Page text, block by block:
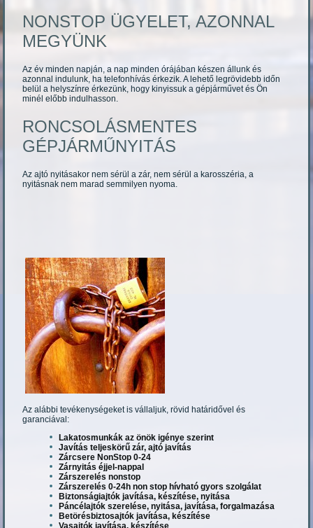
NONSTOP ÜGYELET, AZONNAL
MEGYÜNK
Az év minden napján, a nap minden órájában készen állunk és
azonnal indulunk, ha telefonhívás érkezik. A lehető legrövidebb időn
belül a helyszínre érkezünk, hogy kinyissuk a gépjárművet és Ön
minél előbb indulhasson.
RONCSOLÁSMENTES
GÉPJÁRMŰNYITÁS
Az ajtó nyitásakor nem sérül a zár, nem sérül a karosszéria, a
nyitásnak nem marad semmilyen nyoma.
Az alábbi tevékenységeket is vállaljuk, rövid határidővel és
garanciával:
Lakatosmunkák az önök igénye szerint
Javítás teljeskörű zár, ajtó javítás
Zárcsere NonStop 0-24
Zárnyitás éjjel-nappal
Zárszerelés nonstop
Zárszerelés 0-24h non stop hívható gyors szolgálat
Biztonságiajtók javítása, készítése, nyitása
Páncélajtók szerelése, nyitása, javítása, forgalmazása
Betörésbiztosajtók javítása, készítése
Vasajtók javítása, készítése